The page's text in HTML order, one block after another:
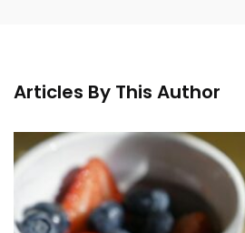
Articles By This Author